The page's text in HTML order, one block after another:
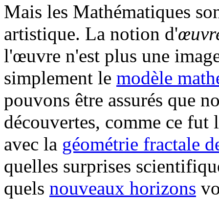
Mais les Mathématiques
artistique. La notion d'
l'œuvre n'est plus une
simplement le modèle
pouvons être assurés que
découvertes, comme ce fut
avec la géométrie fractale
quelles surprises
quels nouveaux horizons